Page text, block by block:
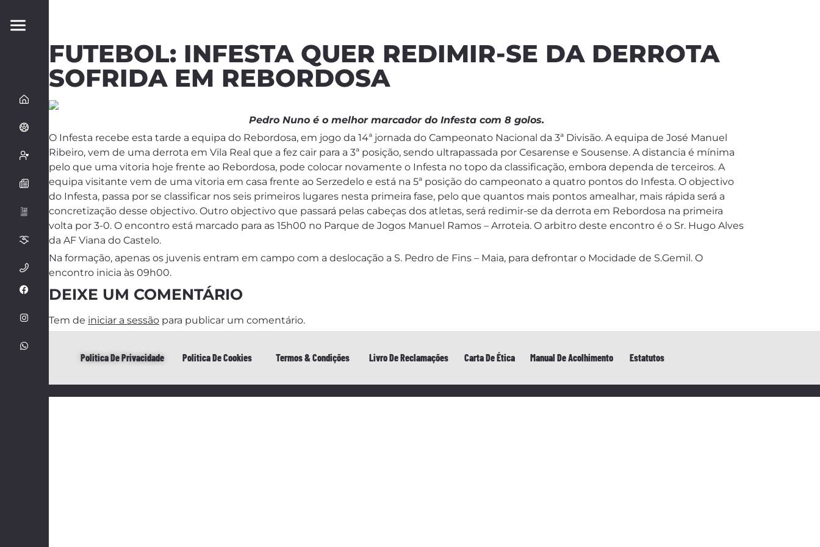
FUTEBOL: INFESTA QUER REDIMIR-SE DA DERROTA
SOFRIDA EM REBORDOSA
Pedro Nuno é o melhor marcador do Infesta com 8 golos.
O Infesta recebe esta tarde a equipa do Rebordosa, em jogo da 14ª jornada do Campeonato Nacional da 3ª Divisão. A equipa de José Manuel
Ribeiro, vem de uma derrota em Vila Real que a fez cair para a 3ª posição, sendo ultrapassada por Cesarense e Sousense. A distancia é mínima
pelo que uma vitoria hoje frente ao Rebordosa, pode colocar novamente o Infesta no topo da classificação, embora dependa de terceiros. A
equipa visitante vem de uma vitoria em casa frente ao Serzedelo e está na 5ª posição do campeonato a quatro pontos do Infesta. O objectivo
do Infesta, passa por se classificar nos seis primeiros lugares nesta primeira fase, pelo que quantos mais pontos amealhar, mais rápida será a
concretização desse objectivo. Outro objectivo que passará pelas cabeças dos atletas, será redimir-se da derrota em Rebordosa na primeira
volta por 3-0. O encontro está marcado para as 15h00 no Parque de Jogos Manuel Ramos – Arroteia. O arbitro deste encontro é o Sr. Hugo Alves
da AF Viana do Castelo.
Na formação, apenas os juvenis entram em campo com a deslocação a S. Pedro de Fins – Maia, para defrontar o Mocidade de S.Gemil. O
encontro inicia às 09h00.
DEIXE UM COMENTÁRIO
Tem de iniciar a sessão para publicar um comentário.
Politica De Privacidade Politica De Cookies Termos & Condições Livro De Reclamações Carta De Ética Manual De Acolhimento Estatutos